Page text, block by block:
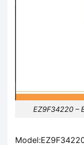
EZ9F34220 –